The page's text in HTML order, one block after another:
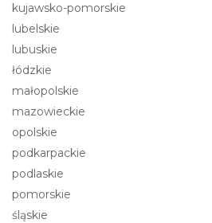
kujawsko-pomorskie
lubelskie
lubuskie
łódzkie
małopolskie
mazowieckie
opolskie
podkarpackie
podlaskie
pomorskie
śląskie